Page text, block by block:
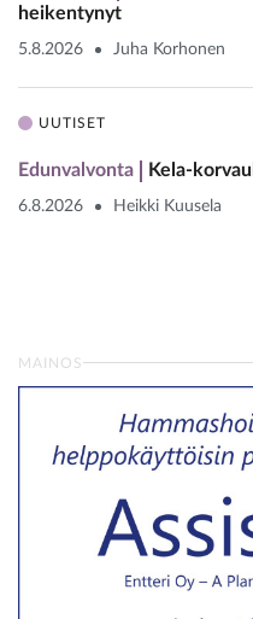
heikentynyt
5.8.2026 Juha Korhonen
UUTISET
Edunvalvonta Kela-
6.8.2026 Heikki Kuusela
MAINOS